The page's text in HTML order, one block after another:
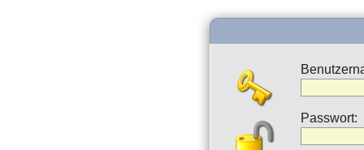
Passwort: